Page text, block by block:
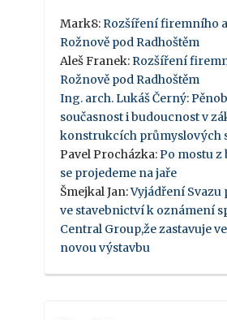
Mark8: Rozšíření firemního
Rožnově pod Radhoštěm
Aleš Franek: Rozšíření
Rožnově pod Radhoštěm
Ing. arch. Lukáš Černý:
současnost i budoucnost v
konstrukcích průmyslových
Pavel Procházka: Po mostu
se projedeme na jaře
Šmejkal Jan:Vyjádření Svazu
ve stavebnictví k oznámení
Central Group,že zastavuje
novou výstavbu